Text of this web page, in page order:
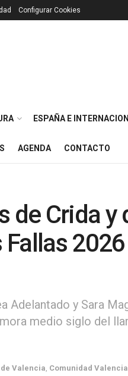
Configurar Cookies
ESPAÑA E
AGENDA CONTACTO
de Crida y
2026
Adelantado y Sara
medio siglo del
Valencia Comunidad